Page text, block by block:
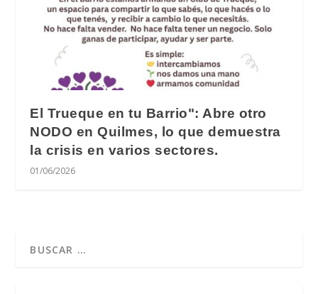
El Trueque en tu Barrio": Abre otro
NODO en Quilmes, lo que demuestra
la crisis en varios sectores.
01/06/2026